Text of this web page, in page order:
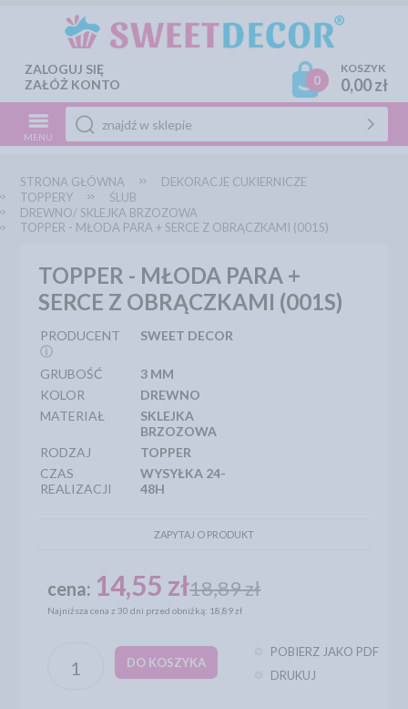
ZALOGUJ SIĘ
ZAŁÓŻ KONTO
0
KOSZYK
0,00 zł
MENU
STRONA GŁÓWNA
DEKORACJE CUKIERNICZE
TOPPERY
ŚLUB
DREWNO/ SKLEJKA BRZOZOWA
TOPPER - MŁODA PARA + SERCE Z OBRĄCZKAMI (001S)
TOPPER - MŁODA PARA +
SERCE Z OBRĄCZKAMI (001S)
PRODUCENT
ⓘ
SWEET DECOR
GRUBOŚĆ
3 MM
KOLOR
DREWNO
MATERIAŁ
SKLEJKA
BRZOZOWA
RODZAJ
TOPPER
CZAS
REALIZACJI
WYSYŁKA 24-
48H
ZAPYTAJ O PRODUKT
cena: 14,55 zł18,89 zł
Najniższa cena z 30 dni przed obniżką: 18,89 zł
DO KOSZYKA
POBIERZ JAKO PDF
DRUKUJ